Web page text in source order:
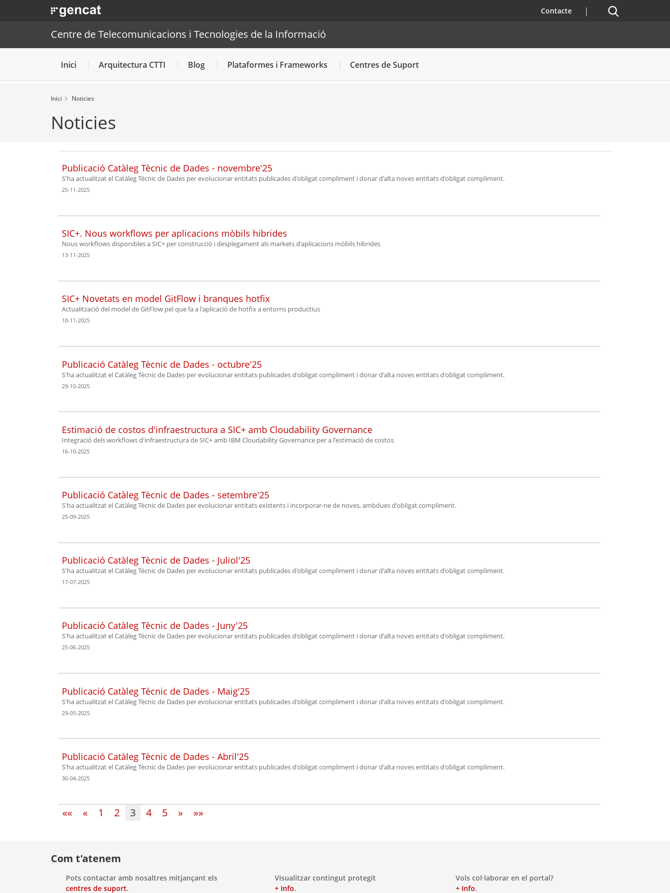
. Obre en una nova finestra. Contacte Cercador
Cercador
Centre de Telecomunicacions i Tecnologies de la Informació
Inici Arquitectura CTTI Blog Plataformes i Frameworks Centres de Suport
. Obre en una nova finestra.
Inici Noticies
Noticies
Publicació Catàleg Tècnic de Dades - novembre'25
S'ha actualitzat el Catàleg Tècnic de Dades per evolucionar entitats publicades d'obligat compliment i donar d'alta noves entitats d'obligat compliment.
25-11-2025
SIC+. Nous workflows per aplicacions mòbils hibrides
Nous workflows disponibles a SIC+ per construcció i desplegament als markets d'aplicacions mòbils hibrides
13-11-2025
SIC+ Novetats en model GitFlow i branques hotfix
Actualització del model de GitFlow pel que fa a l'aplicació de hotfix a entorns productius
10-11-2025
Publicació Catàleg Tècnic de Dades - octubre'25
S'ha actualitzat el Catàleg Tècnic de Dades per evolucionar entitats publicades d'obligat compliment i donar d'alta noves entitats d'obligat compliment.
29-10-2025
Estimació de costos d'infraestructura a SIC+ amb Cloudability Governance
Integració dels workflows d'infraestructura de SIC+ amb IBM Cloudability Governance per a l'estimació de costos
16-10-2025
Publicació Catàleg Tècnic de Dades - setembre'25
S'ha actualitzat el Catàleg Tècnic de Dades per evolucionar entitats existents i incorporar-ne de noves, ambdues d'obligat compliment.
25-09-2025
Publicació Catàleg Tècnic de Dades - Juliol'25
S'ha actualitzat el Catàleg Tècnic de Dades per evolucionar entitats publicades d'obligat compliment i donar d'alta noves entitats d'obligat compliment.
17-07-2025
Publicació Catàleg Tècnic de Dades - Juny'25
S'ha actualitzat el Catàleg Tècnic de Dades per evolucionar entitats publicades d'obligat compliment i donar d'alta noves entitats d'obligat compliment.
25-06-2025
Publicació Catàleg Tècnic de Dades - Maig'25
S'ha actualitzat el Catàleg Tècnic de Dades per evolucionar entitats publicades d'obligat compliment i donar d'alta noves entitats d'obligat compliment.
29-05-2025
Publicació Catàleg Tècnic de Dades - Abril'25
S'ha actualitzat el Catàleg Tècnic de Dades per evolucionar entitats publicades d'obligat compliment i donar d'alta noves entitats d'obligat compliment.
30-04-2025
«« « 1 2 3 4 5 » »»
Com t'atenem
Pots contactar amb nosaltres mitjançant els
centres de suport.
Visualitzar contingut protegit
+ Info.
Vols col·laborar en el portal?
+ Info.